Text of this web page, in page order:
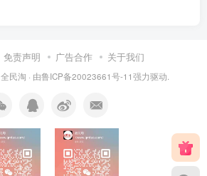
免责声明 广告合作 关于我们
全民淘 · 由鲁ICP备20023661号-11强力驱动.